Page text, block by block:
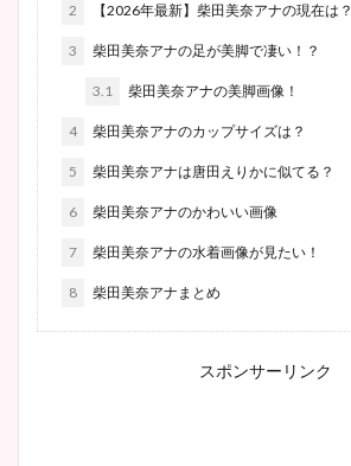
2 【2026年最新】柴田美奈アナの現在は？
3 柴田美奈アナの足が美脚で凄い！？
3.1 柴田美奈アナの美脚画像！
4 柴田美奈アナのカップサイズは？
5 柴田美奈アナは唐田えりかに似てる？
6 柴田美奈アナのかわいい画像
7 柴田美奈アナの水着画像が見たい！
8 柴田美奈アナまとめ
スポンサーリンク